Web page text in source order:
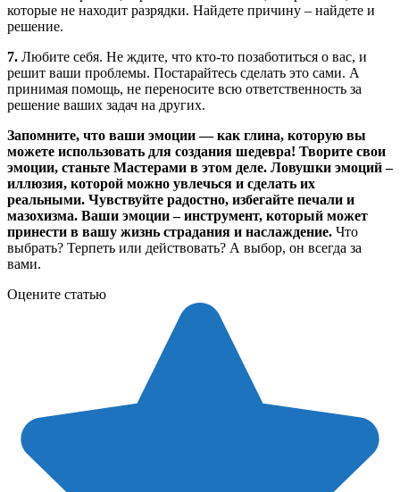
которые не находит разрядки. Найдете причину – найдете и
решение.
7. Любите себя. Не ждите, что кто-то позаботиться о вас, и
решит ваши проблемы. Постарайтесь сделать это сами. А
принимая помощь, не переносите всю ответственность за
решение ваших задач на других.
Запомните, что ваши эмоции — как глина, которую вы
можете использовать для создания шедевра! Творите свои
эмоции, станьте Мастерами в этом деле. Ловушки эмоций –
иллюзия, которой можно увлечься и сделать их
реальными. Чувствуйте радостно, избегайте печали и
мазохизма. Ваши эмоции – инструмент, который может
принести в вашу жизнь страдания и наслаждение. Что
выбрать? Терпеть или действовать? А выбор, он всегда за
вами.
Оцените статью